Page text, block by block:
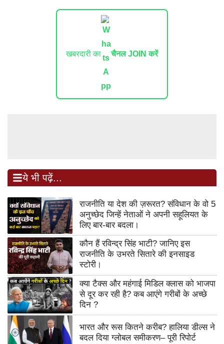
खबरदारी का चैनल JOIN करें
ये भी पढ़ें...
राजनीति या देश की ज़रूरत? संविधान के वो 5
अनुच्छेद जिन्हें नेताओं ने अपनी सहूलियत के
लिए बार-बार बदला।
कौन हैं रविन्द्र सिंह भाटी? जानिए इस
राजनीति के उभरते सितारे की इनसाइड
स्टोरी।
क्या टैक्स और महंगाई मिडिल क्लास को भाजपा
से दूर कर रही है? कब आएंगे गरीबों के अच्छे
दिन ?
भारत और रूस कितने करीब? हालिया डील्स ने
बदल दिया ग्लोबल समीकरण– पूरी रिपोर्ट